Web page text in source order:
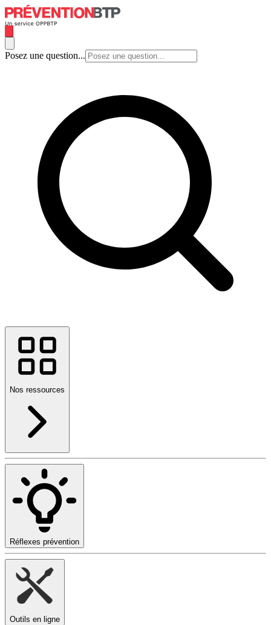
Posez une question...
Nos ressources
Réflexes prévention
Outils en ligne